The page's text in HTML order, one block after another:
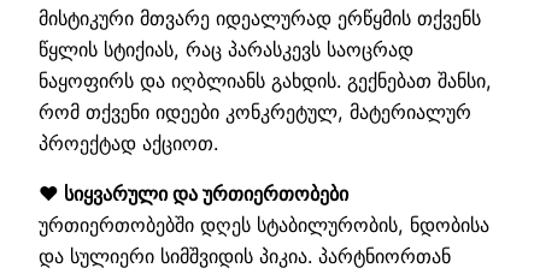
მისტიკური მთვარე იდეალურად ერწყმის თქვენს
წყლის სტიქიას, რაც პარასკევს საოცრად
ნაყოფირს და იღბლიანს გახდის. გექნებათ შანსი,
რომ თქვენი იდეები კონკრეტულ, მატერიალურ
პროექტად აქციოთ.
❤️ სიყვარული და ურთიერთობები
ურთიერთობებში დღეს სტაბილურობის, ნდობისა
და სულიერი სიმშვიდის პიკია. პარტნიორთან